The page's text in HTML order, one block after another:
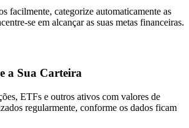
facilmente, categorize automaticamente as
se em alcançar as suas metas financeiras.
a Sua Carteira
ETFs e outros ativos com valores de
regularmente, conforme os dados ficam